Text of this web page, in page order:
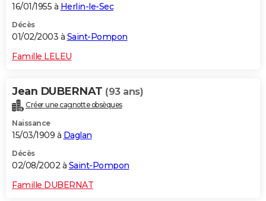
16/01/1955 à Herlin-le-Sec
Décès
01/02/2003 à Saint-Pompon
Famille LELEU
Jean DUBERNAT (93 ans)
Créer une cagnotte obsèques
Naissance
15/03/1909 à Daglan
Décès
02/08/2002 à Saint-Pompon
Famille DUBERNAT